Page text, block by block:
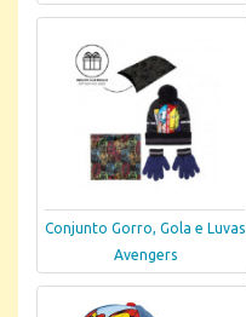
Conjunto Gorro, Gola e Luvas
Avengers